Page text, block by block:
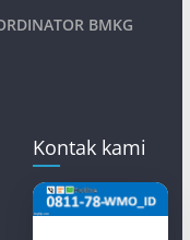
BMKG
Kontak kami